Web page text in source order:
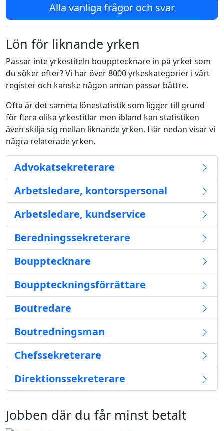
Alla vanliga frågor och svar
Lön för liknande yrken
Passar inte yrkestiteln boupptecknare in på yrket som
du söker efter? Vi har över 8000 yrkeskategorier i vårt
register och kanske någon annan passar bättre.
Ofta är det samma lönestatistik som ligger till grund
för flera olika yrkestitlar men ibland kan statistiken
även skilja sig mellan liknande yrken. Här nedan visar vi
några relaterade yrken.
Advokatsekreterare
Arbetsledare, kontorspersonal
Arbetsledare, kundservice
Beredningssekreterare
Boupptecknare
Bouppteckningsförrättare
Boutredare
Boutredningsman
Chefssekreterare
Direktionssekreterare
Jobben där du får minst betalt